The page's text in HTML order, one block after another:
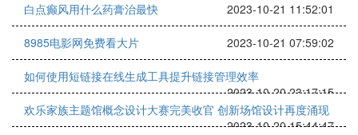
白点癫风用什么药膏治最快
2023-10-21 11:52:01
8985电影网免费看大片 2023-10-21 07:59:02
如何使用短链接在线生成工具提升链接管理效率
2023-10-20 23:17:15
欢乐家族主题馆概念设计大赛完美收官 创新场馆设计再度涌现
2023-10-20 15:44:47